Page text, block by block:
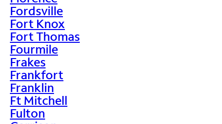
Fordsville
Fort Knox
Fort Thomas
Fourmile
Frakes
Frankfort
Franklin
Ft Mitchell
Fulton